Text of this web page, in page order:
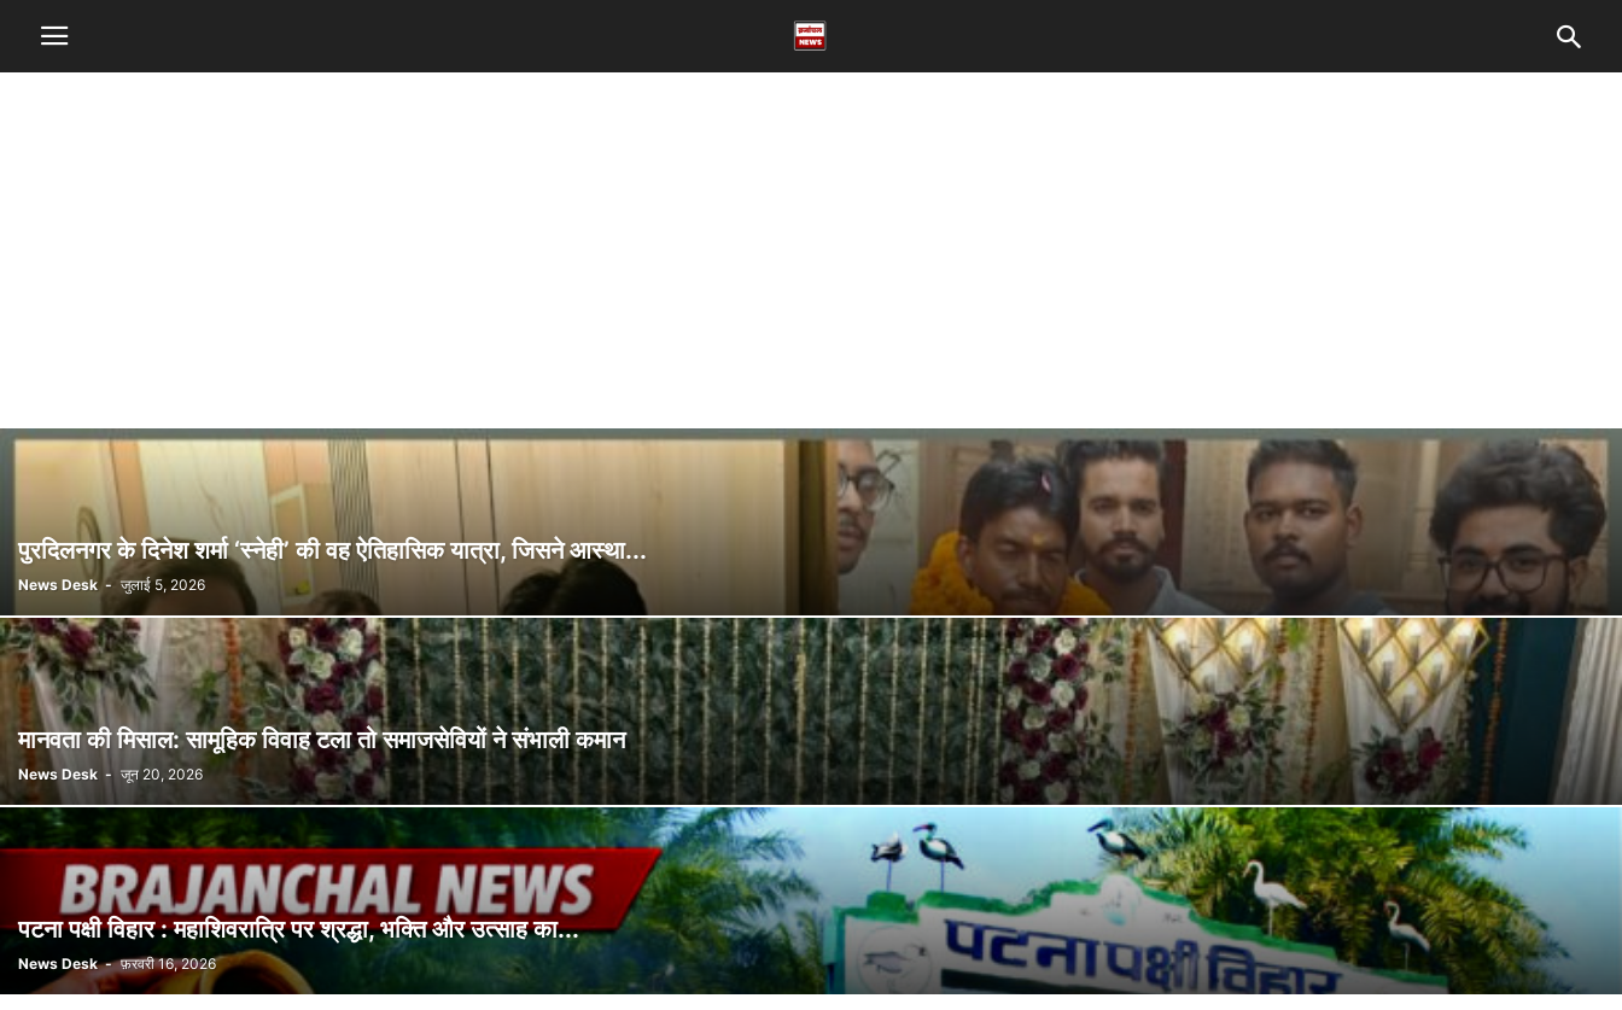
पुरदिलनगर के दिनेश शर्मा ‘स्नेही’ की वह ऐतिहासिक यात्रा, जिसने आस्था...
News Desk - जुलाई 5, 2026
मानवता की मिसाल: सामूहिक विवाह टला तो समाजसेवियों ने संभाली कमान
News Desk - जून 20, 2026
पटना पक्षी विहार : महाशिवरात्रि पर श्रद्धा, भक्ति और उत्साह का...
News Desk - फ़रवरी 16, 2026